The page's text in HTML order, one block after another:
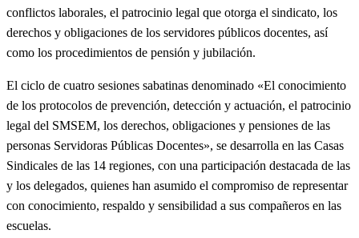
conflictos laborales, el patrocinio legal que otorga el sindicato, los
derechos y obligaciones de los servidores públicos docentes, así
como los procedimientos de pensión y jubilación.
El ciclo de cuatro sesiones sabatinas denominado «El conocimiento
de los protocolos de prevención, detección y actuación, el patrocinio
legal del SMSEM, los derechos, obligaciones y pensiones de las
personas Servidoras Públicas Docentes», se desarrolla en las Casas
Sindicales de las 14 regiones, con una participación destacada de las
y los delegados, quienes han asumido el compromiso de representar
con conocimiento, respaldo y sensibilidad a sus compañeros en las
escuelas.